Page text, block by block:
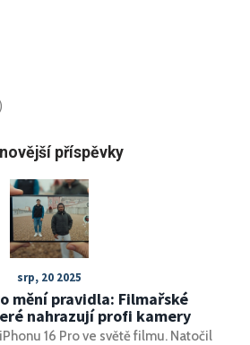
příspěvky
srp, 20 2025
mění pravidla: Filmařské
nahrazují profi kamery
16 Pro ve světě filmu. Natočil